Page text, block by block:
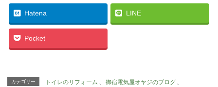
Hatena LINE
Pocket
カテゴリー トイレのリフォーム 御宿電気屋オヤジのブログ